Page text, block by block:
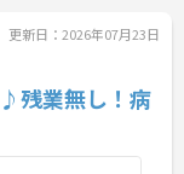
業
き
け
長
だ
基
更新日：2026年07月23日
♪残業無し！病